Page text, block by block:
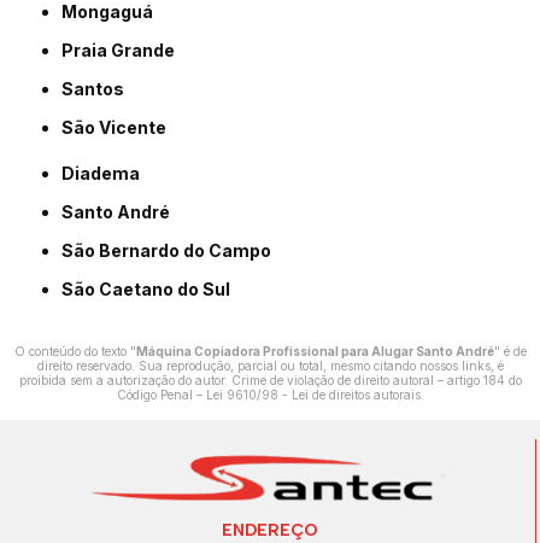
Mongaguá
Praia Grande
Santos
São Vicente
Diadema
Santo André
São Bernardo do Campo
São Caetano do Sul
O conteúdo do texto "Máquina Copiadora Profissional para Alugar Santo André" é de
direito reservado. Sua reprodução, parcial ou total, mesmo citando nossos links, é
proibida sem a autorização do autor. Crime de violação de direito autoral – artigo 184 do
Código Penal – Lei 9610/98 - Lei de direitos autorais.
ENDEREÇO